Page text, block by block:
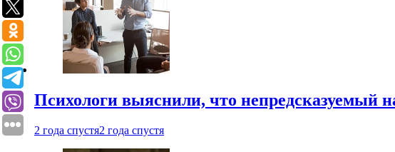
Психологи выяснили, что непредсказуемый
2 года спустя2 года спустя